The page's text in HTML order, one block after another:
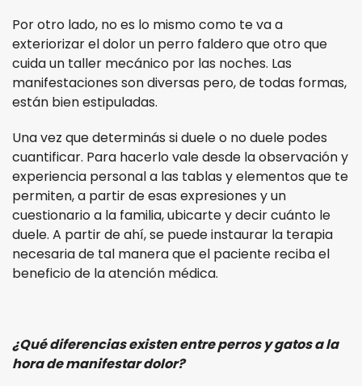
Por otro lado, no es lo mismo como te va a
exteriorizar el dolor un perro faldero que otro que
cuida un taller mecánico por las noches. Las
manifestaciones son diversas pero, de todas formas,
están bien estipuladas.
Una vez que determinás si duele o no duele podes
cuantificar. Para hacerlo vale desde la observación y
experiencia personal a las tablas y elementos que te
permiten, a partir de esas expresiones y un
cuestionario a la familia, ubicarte y decir cuánto le
duele. A partir de ahí, se puede instaurar la terapia
necesaria de tal manera que el paciente reciba el
beneficio de la atención médica.
¿Qué diferencias existen entre perros y gatos a la
hora de manifestar dolor?